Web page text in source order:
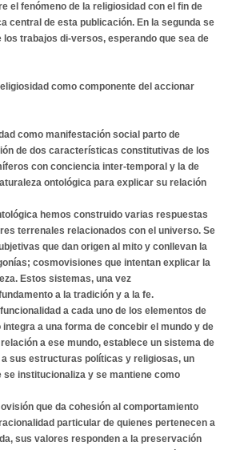
el fenómeno de la religiosidad con el fin de
central de esta publicación. En la segunda se
trabajos di-versos, esperando que sea de
como componente del accionar
como manifestación social parto de
de dos características constitutivas de los
con conciencia inter-temporal y la de
ontológica para explicar su relación
hemos construido varias respuestas
terrenales relacionados con el universo. Se
que dan origen al mito y conllevan la
cosmovisiones que intentan explicar la
Estos sistemas, una vez
a la tradición y a la fe.
a cada uno de los elementos de
integra a una forma de concebir el mundo y de
a ese mundo, establece un sistema de
sus estructuras políticas y religiosas, un
se institucionaliza y se mantiene como
que da cohesión al comportamiento
particular de quienes pertenecen a
sus valores responden a la preservación